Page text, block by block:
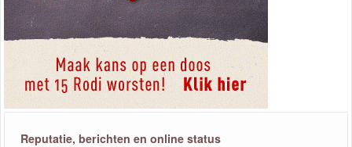
Reputatie, berichten en online status